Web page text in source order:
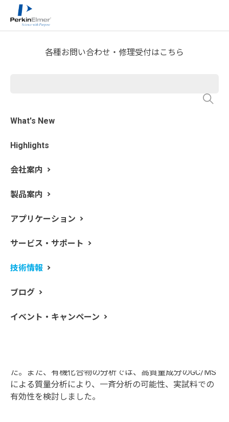
各種お問い合わせ・修理受付はこちら
What's New
Highlights
会社案内
製品案内
アプリケーション
サービス・サポート
技術情報
ブログ
イベント・キャンペーン
ホーム
電気・電子材料中有害物質の
欧州官報としてWEEEおよびRoHSに関するDirective（指
令）が2003年２月13日に発効され、2006年７月１日以
フェニル及びポリ臭素化ジフェニルエーテルを非含有と
た。また、有機化合物の分析では、高質量成分のGC/MS
による質量分析により、一斉分析の可能性、実試料での
有効性を検討しました。